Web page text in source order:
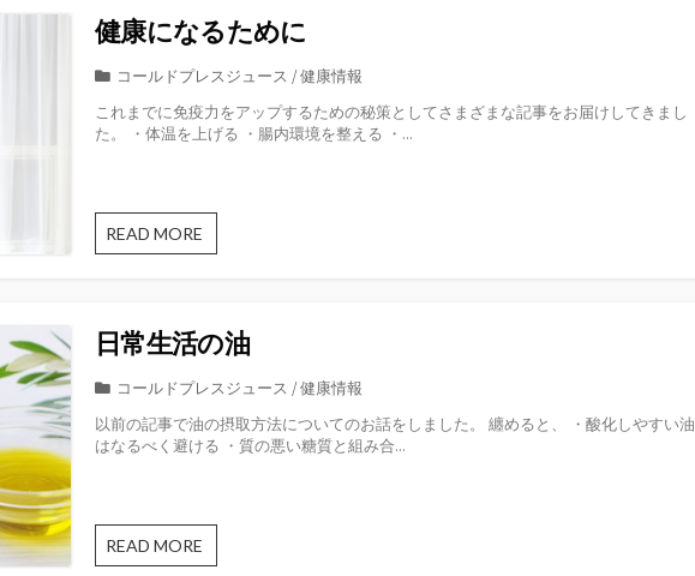
ッ
ス
食
材
健康になるために
カ
ゴ
コールドプレスジュース /健康情報
これまでに免疫力をアップするための秘策としてさまざまな記事をお届けしてきまし
た。 ・体温を上げる ・腸内環境を整える ・...
READ MORE
康
た
に
日常生活の油
カ
テ
ゴ
リ
コールドプレスジュース /健康情報
以前の記事で油の摂取方法についてのお話をしました。 纏めると、 ・酸化しやすい油
はなるべく避ける ・質の悪い糖質と組み合...
READ MORE
常